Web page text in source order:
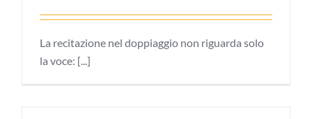
La recitazione nel doppiaggio non riguarda solo
la voce: [...]